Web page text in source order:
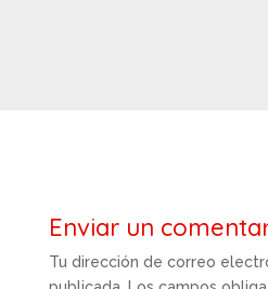
Enviar un
Tu dirección de correo